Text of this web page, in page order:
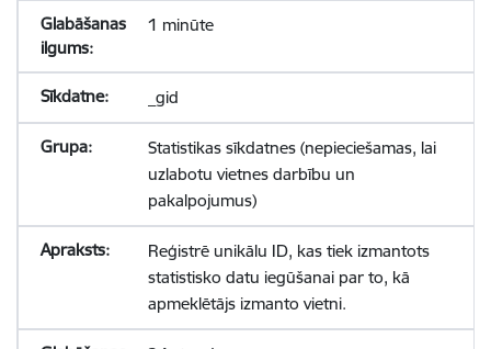
1 minūte
_gid
Statistikas sīkdatnes (nepieciešamas, lai
uzlabotu vietnes darbību un
pakalpojumus)
Reģistrē unikālu ID, kas tiek izmantots
statistisko datu iegūšanai par to, kā
apmeklētājs izmanto vietni.